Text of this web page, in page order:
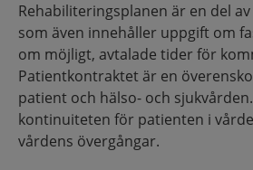
Rehabiliteringsplanen är en del
som även innehåller uppgift om
om möjligt, avtalade tider för
Patientkontraktet är en
patient och hälso- och
kontinuiteten för patienten i
vårdens övergångar.